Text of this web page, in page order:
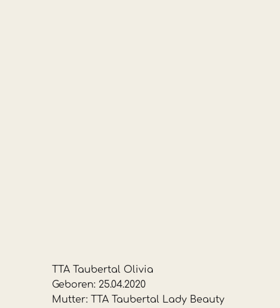
TTA Taubertal Olivia
Geboren: 25.04.2020
Mutter: TTA Taubertal Lady Beauty